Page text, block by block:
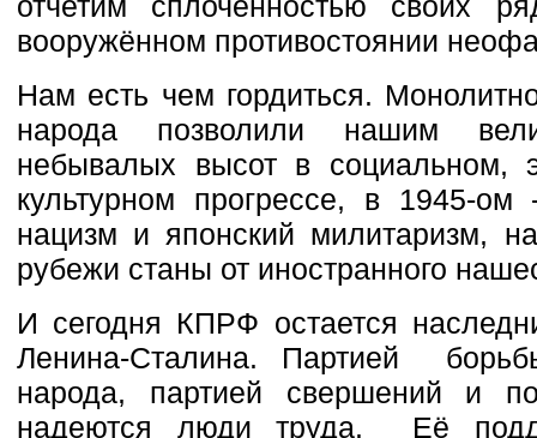
вооружённом противостоянии
Нам есть чем гордиться.
народа позволили нашим
небывалых высот в социальном,
культурном прогрессе, в 1945-ом
нацизм и японский милитаризм,
рубежи станы от иностранного
И сегодня КПРФ остается
Ленина-Сталина. Партией
народа, партией свершений и
надеются люди труда. Её